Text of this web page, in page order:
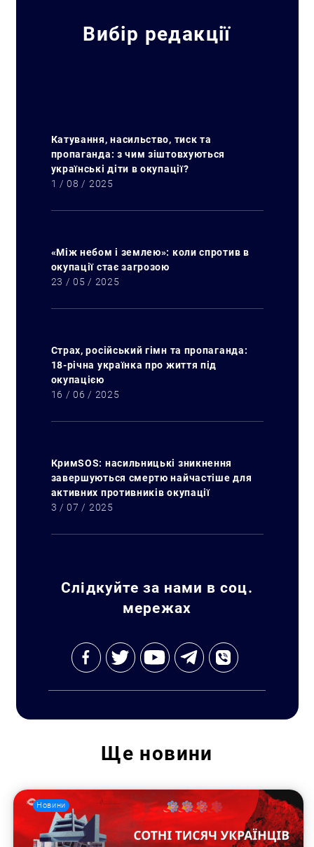
Вибір редакції
Катування, насильство, тиск та
пропаганда: з чим зіштовхуються
українські діти в окупації?
1 / 08 / 2025
«Між небом і землею»: коли спротив в
окупації стає загрозою
23 / 05 / 2025
Страх, російський гімн та пропаганда:
18-річна українка про життя під
окупацією
16 / 06 / 2025
КримSOS: насильницькі зникнення
завершуються смертю найчастіше для
активних противників окупації
3 / 07 / 2025
Слідкуйте за нами в соц.
мережах
Ще новини
Новини